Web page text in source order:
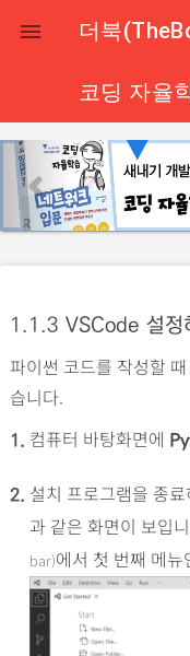
 더북
코딩 자율
p
r
e
u
s
1.1.3 VSCode 설정
파이썬 코드를 작성할
습니다.
1. 컴퓨터 바탕화면에
2. 설치 프로그램을 종
과 같은 화면이 보입
bar)에서 첫 번째 메뉴